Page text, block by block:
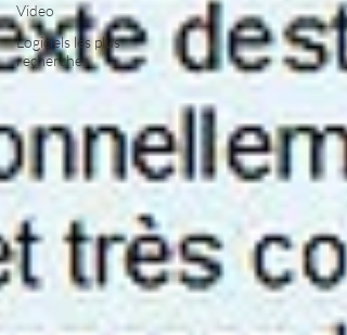
Video
Logiciels les plus
recherchés